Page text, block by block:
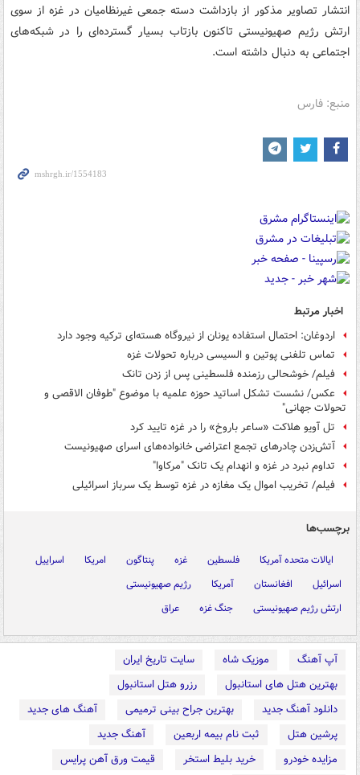
انتشار تصاویر مذکور از بازداشت دسته جمعی غیرنظامیان در غزه از سوی
ارتش رژیم صهیونیستی تاکنون بازتاب بسیار گسترده‌ای را در شبکه‌های
اجتماعی به دنبال داشته است.
منبع: فارس
اخبار مرتبط
اردوغان: احتمال استفاده یونان از نیروگاه هسته‌ای ترکیه وجود دارد
تماس تلفنی پوتین و السیسی درباره تحولات غزه
فیلم/ خوشحالی رزمنده فلسطینی پس از زدن تانک
عکس/ نشست تشکل اساتید حوزه علمیه با موضوع "طوفان الاقصی و
تحولات جهانی"
تل آویو هلاکت «ساعر باروخ» را در غزه تایید کرد
آتش‌زدن چادرهای تجمع اعتراضی خانواده‌های اسرای صهیونیست
تداوم نبرد در غزه و انهدام یک تانک "مرکاوا"
فیلم/ تخریب اموال یک مغازه در غزه توسط یک سرباز اسرائیلی
برچسب‌ها
ایالات متحده آمریکا فلسطین غزه پنتاگون امریکا
اسراییل
اسرائیل
افغانستان آمریکا
رژیم صهیونیستی
ارتش رژیم صهیونیستی
جنگ غزه عراق
آپ آهنگ موزیک شاه
سایت تاریخ ایران
بهترین هتل های استانبول
رزرو هتل استانبول
دانلود آهنگ جدید
بهترین جراح بینی ترمیمی
آهنگ های جدید
پرشین هتل
ثبت نام بیمه اربعین
آهنگ جدید
مزایده خودرو
خرید بلیط استخر
قیمت ورق آهن پرایس